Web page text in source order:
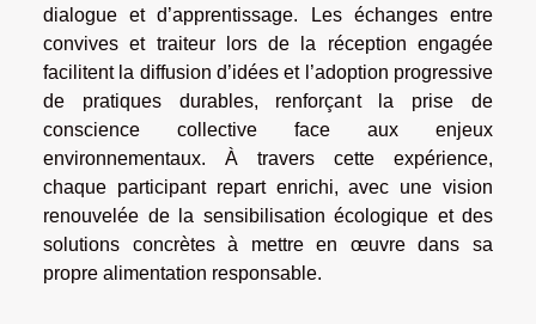
dialogue et d’apprentissage. Les échanges entre
convives et traiteur lors de la réception engagée
facilitent la diffusion d’idées et l’adoption progressive
de pratiques durables, renforçant la prise de
conscience collective face aux enjeux
environnementaux. À travers cette expérience,
chaque participant repart enrichi, avec une vision
renouvelée de la sensibilisation écologique et des
solutions concrètes à mettre en œuvre dans sa
propre alimentation responsable.